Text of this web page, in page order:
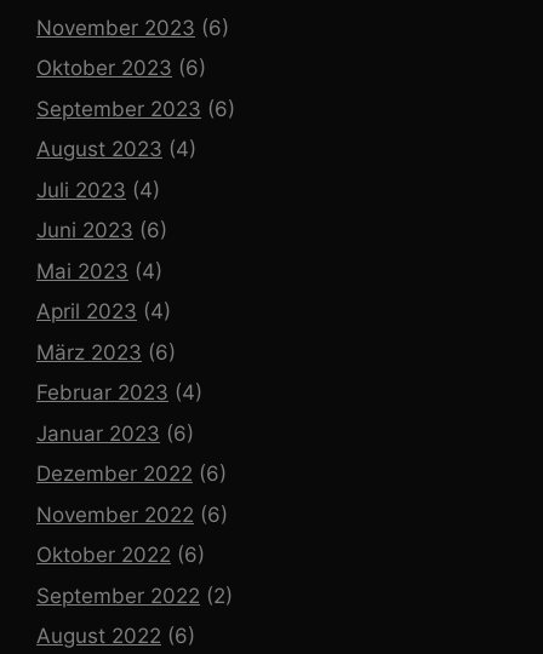
November 2023 (6)
Oktober 2023 (6)
September 2023 (6)
August 2023 (4)
Juli 2023 (4)
Juni 2023 (6)
Mai 2023 (4)
April 2023 (4)
März 2023 (6)
Februar 2023 (4)
Januar 2023 (6)
Dezember 2022 (6)
November 2022 (6)
Oktober 2022 (6)
September 2022 (2)
August 2022 (6)